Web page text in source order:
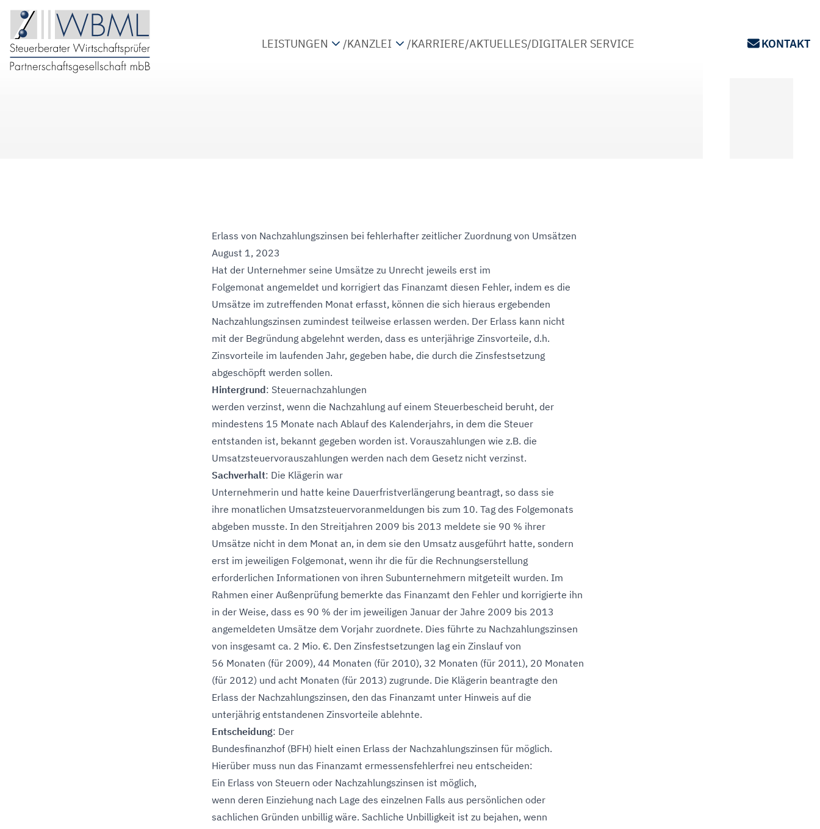
LEISTUNGEN
/KANZLEI
/KARRIERE/AKTUELLES/DIGITALER SERVICE KONTAKT
Erlass von Nachzahlungszinsen bei fehlerhafter zeitlicher Zuordnung von Umsätzen
August 1, 2023
Hat der Unternehmer seine Umsätze zu Unrecht jeweils erst im
Folgemonat angemeldet und korrigiert das Finanzamt diesen Fehler, indem es die
Umsätze im zutreffenden Monat erfasst, können die sich hieraus ergebenden
Nachzahlungszinsen zumindest teilweise erlassen werden. Der Erlass kann nicht
mit der Begründung abgelehnt werden, dass es unterjährige Zinsvorteile, d.h.
Zinsvorteile im laufenden Jahr, gegeben habe, die durch die Zinsfestsetzung
abgeschöpft werden sollen.
Hintergrund: Steuernachzahlungen
werden verzinst, wenn die Nachzahlung auf einem Steuerbescheid beruht, der
mindestens 15 Monate nach Ablauf des Kalenderjahrs, in dem die Steuer
entstanden ist, bekannt gegeben worden ist. Vorauszahlungen wie z.B. die
Umsatzsteuervorauszahlungen werden nach dem Gesetz nicht verzinst.
Sachverhalt: Die Klägerin war
Unternehmerin und hatte keine Dauerfristverlängerung beantragt, so dass sie
ihre monatlichen Umsatzsteuervoranmeldungen bis zum 10. Tag des Folgemonats
abgeben musste. In den Streitjahren 2009 bis 2013 meldete sie 90 % ihrer
Umsätze nicht in dem Monat an, in dem sie den Umsatz ausgeführt hatte, sondern
erst im jeweiligen Folgemonat, wenn ihr die für die Rechnungserstellung
erforderlichen Informationen von ihren Subunternehmern mitgeteilt wurden. Im
Rahmen einer Außenprüfung bemerkte das Finanzamt den Fehler und korrigierte ihn
in der Weise, dass es 90 % der im jeweiligen Januar der Jahre 2009 bis 2013
angemeldeten Umsätze dem Vorjahr zuordnete. Dies führte zu Nachzahlungszinsen
von insgesamt ca. 2 Mio. €. Den Zinsfestsetzungen lag ein Zinslauf von
56 Monaten (für 2009), 44 Monaten (für 2010), 32 Monaten (für 2011), 20 Monaten
(für 2012) und acht Monaten (für 2013) zugrunde. Die Klägerin beantragte den
Erlass der Nachzahlungszinsen, den das Finanzamt unter Hinweis auf die
unterjährig entstandenen Zinsvorteile ablehnte.
Entscheidung: Der
Bundesfinanzhof (BFH) hielt einen Erlass der Nachzahlungszinsen für möglich.
Hierüber muss nun das Finanzamt ermessensfehlerfrei neu entscheiden:
Ein Erlass von Steuern oder Nachzahlungszinsen ist möglich,
wenn deren Einziehung nach Lage des einzelnen Falls aus persönlichen oder
sachlichen Gründen unbillig wäre. Sachliche Unbilligkeit ist zu bejahen, wenn